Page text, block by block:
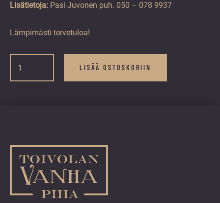
Lisätietoja: Pasi Juvonen puh. 050 – 078 9937
Lämpimästi tervetuloa!
5.4.|
Muistojen
ilta
LISÄÄ OSTOSKORIIN